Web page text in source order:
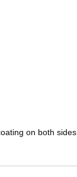
on both sides